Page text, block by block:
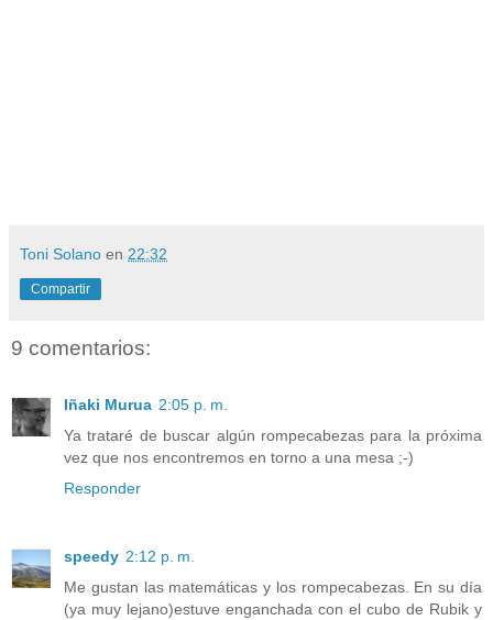
Toni Solano en 22:32
Compartir
9 comentarios:
Iñaki Murua 2:05 p. m.
Ya trataré de buscar algún rompecabezas para la próxima
vez que nos encontremos en torno a una mesa ;-)
Responder
speedy 2:12 p. m.
Me gustan las matemáticas y los rompecabezas. En su día
(ya muy lejano)estuve enganchada con el cubo de Rubik y